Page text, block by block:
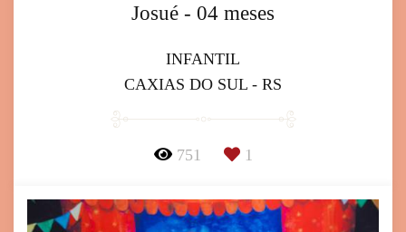
Josué - 04 meses
INFANTIL
CAXIAS DO SUL - RS
751 1